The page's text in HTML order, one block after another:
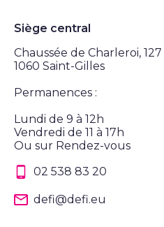
Siège central
Chaussée de Charleroi, 127
1060 Saint-Gilles
Permanences :
Lundi de 9 à 12h
Vendredi de 11 à 17h
Ou sur Rendez-vous
02 538 83 20
defi@defi.eu